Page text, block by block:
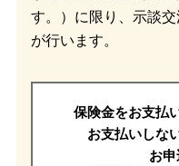
す。）に限り、示談
が行います。
保険金をお支払
お支払いしな
お